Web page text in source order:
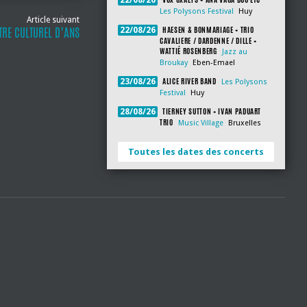
Article suivant
CULTUREL D’ANS
Les Polysons Festival Huy
22/08/26
HAESEN & BONMARIAGE + TRIO
CAVALIERE / DARDENNE / DILLE +
WATTIÉ ROSENBERG
Jazz au
Broukay
Eben-Emael
23/08/26 ALICE RIVER BAND
Les Polysons
Festival
Huy
28/08/26
TIERNEY SUTTON + IVAN PADUART
TRIO
Music Village Bruxelles
Toutes les dates des concerts